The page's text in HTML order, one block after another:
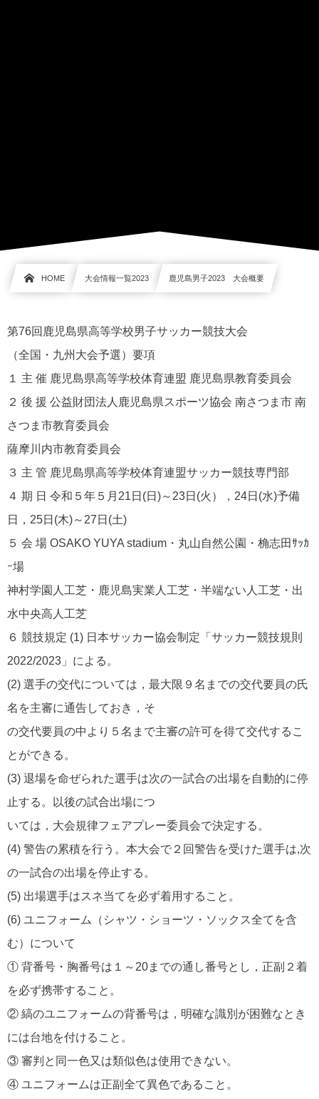
HOME 大会情報一覧2023 鹿児島男子2023 大会概要
第76回鹿児島県高等学校男子サッカー競技大会
（全国・九州大会予選）要項
１ 主 催 鹿児島県高等学校体育連盟 鹿児島県教育委員会
２ 後 援 公益財団法人鹿児島県スポーツ協会 南さつま市 南
さつま市教育委員会
薩摩川内市教育委員会
３ 主 管 鹿児島県高等学校体育連盟サッカー競技専門部
４ 期 日 令和５年５月21日(日)～23日(火），24日(水)予備
日，25日(木)～27日(土)
５ 会 場 OSAKO YUYA stadium・丸山自然公園・桷志田ｻｯｶ
ｰ場
神村学園人工芝・鹿児島実業人工芝・半端ない人工芝・出
水中央高人工芝
６ 競技規定 (1) 日本サッカー協会制定「サッカー競技規則
2022/2023」による。
(2) 選手の交代については，最大限９名までの交代要員の氏
名を主審に通告しておき，そ
の交代要員の中より５名まで主審の許可を得て交代するこ
とができる。
(3) 退場を命ぜられた選手は次の一試合の出場を自動的に停
止する。以後の試合出場につ
いては，大会規律フェアプレー委員会で決定する。
(4) 警告の累積を行う。本大会で２回警告を受けた選手は,次
の一試合の出場を停止する。
(5) 出場選手はスネ当てを必ず着用すること。
(6) ユニフォーム（シャツ・ショーツ・ソックス全てを含
む）について
① 背番号・胸番号は１～20までの通し番号とし，正副２着
を必ず携帯すること。
② 縞のユニフォームの背番号は，明確な識別が困難なとき
には台地を付けること。
③ 審判と同一色又は類似色は使用できない。
④ ユニフォームは正副全て異色であること。